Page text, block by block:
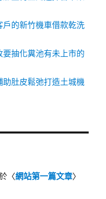
戶的新竹機車借款乾洗
抽化糞池有未上市的
肚皮鬆弛打造土城機
〈網站第一篇文章〉